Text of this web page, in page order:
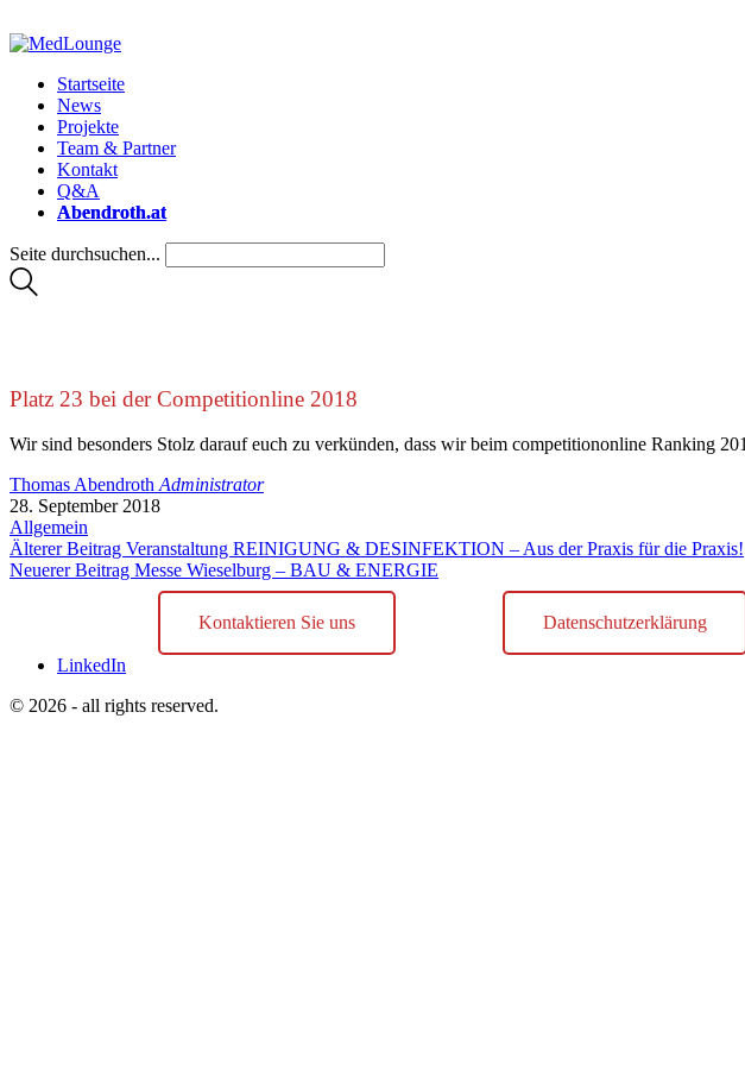
Startseite
News
Projekte
Team & Partner
Kontakt
Q&A
Abendroth.at
Seite durchsuchen...
Platz 23 bei der Competitionline 2018
Wir sind besonders Stolz darauf euch zu verkünden, dass wir beim competitiononline Ranking
Thomas Abendroth Administrator
28. September 2018
Allgemein
Älterer Beitrag Veranstaltung REINIGUNG & DESINFEKTION – Aus der Praxis für die Praxis!
Neuerer Beitrag Messe Wieselburg – BAU & ENERGIE
Kontaktieren Sie uns Datenschutzerklärung
LinkedIn
© 2026 - all rights reserved.